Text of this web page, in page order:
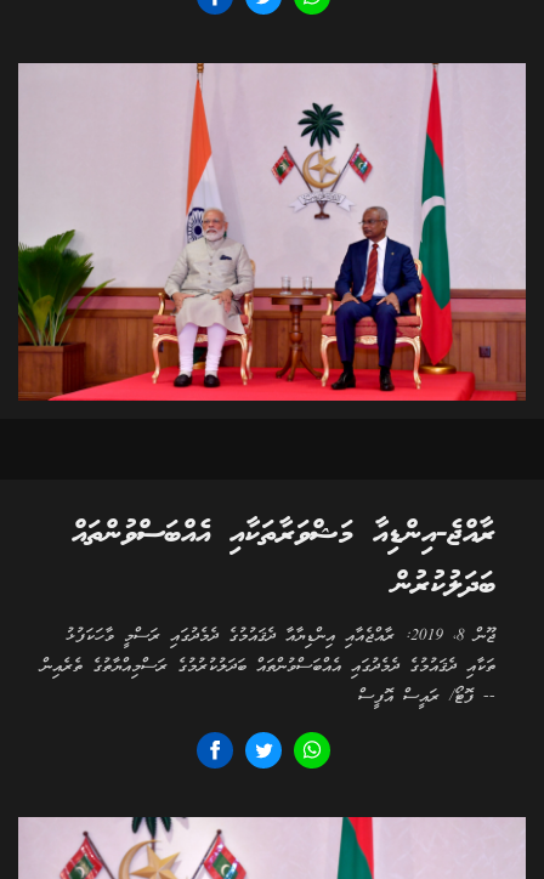
ރާއްޖެ-އިންޑިއާ މަޝްވަރާތަކާއި އެއްބަސްވުންތައް
ބަދަލުކުރުން
ޖޫން 8، 2019: ރާއްޖެއާއި އިންޑިޔާއާ ދެޤައުމުގެ ދެމެދުގައި ރަސްމީ ވާހަކަފުޅު
ތަކާއި ދެޤައުމުގެ ދެމެދުގައި އެއްބަސްވުންތައް ބަދަލުކުރުމުގެ ރަސްމިއްޔާތުގެ ތެރެއިން
-- ފޮޓޯ/ ރައީސް އޮފީސް